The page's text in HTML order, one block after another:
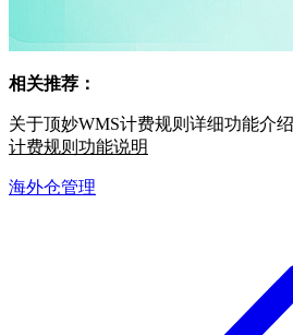
相关推荐：
关于顶妙WMS计费规则详细功能介
计费规则功能说明
海外仓管理